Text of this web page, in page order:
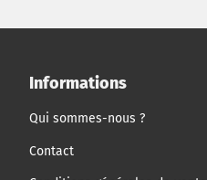
Informations
Qui sommes-nous ?
Contact